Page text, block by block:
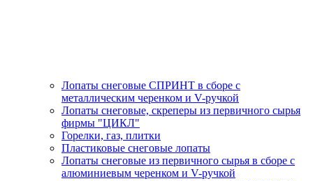
Лопаты снеговые СПРИНТ в сборе с
металлическим черенком и V-ручкой
Лопаты снеговые, скреперы из первичного сырья
фирмы "ЦИКЛ"
Горелки, газ, плитки
Пластиковые снеговые лопаты
Лопаты снеговые из первичного сырья в сборе с
алюминиевым черенком и V-ручкой